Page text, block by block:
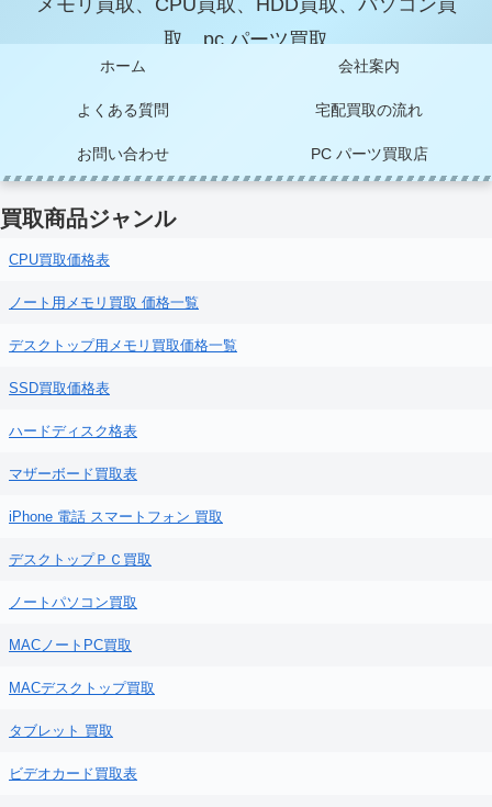
メモリ買取、CPU買取、HDD買取、パソコン買
取、pc パーツ買取
ホーム 会社案内
よくある質問 宅配買取の流れ
お問い合わせ PC パーツ買取店
買取商品ジャンル
CPU買取価格表
ノート用メモリ買取 価格一覧
デスクトップ用メモリ買取価格一覧
SSD買取価格表
ハードディスク格表
マザーボード買取表
iPhone 電話 スマートフォン 買取
デスクトップＰＣ買取
ノートパソコン買取
MACノートPC買取
MACデスクトップ買取
タブレット 買取
ビデオカード買取表